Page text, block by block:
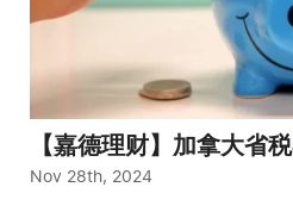
【嘉德理财】加拿大省
Nov 28th, 2024